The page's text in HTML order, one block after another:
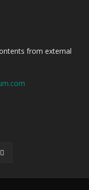
from external